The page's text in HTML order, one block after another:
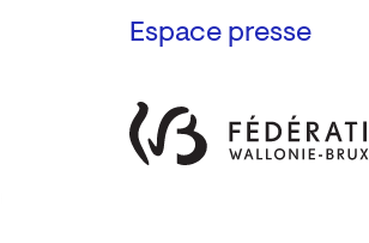
Espace presse